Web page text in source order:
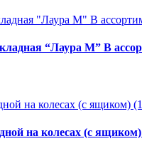
“Лаура М” В
на колесах (с